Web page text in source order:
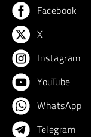
Facebook
X
Instagram
YouTube
WhatsApp
Telegram